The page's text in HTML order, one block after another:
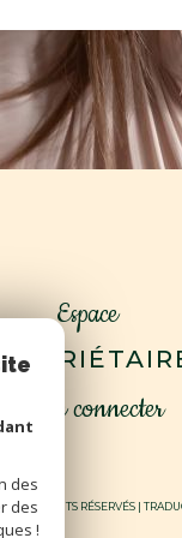
Espace
Se connecter
TOUS DROITS RÉSERVÉS |
des
des
!